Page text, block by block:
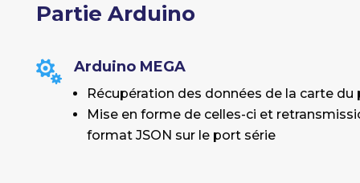
Partie Arduino
 Arduino MEGA
Récupération des données de la carte du
Mise en forme de celles-ci et
format JSON sur le port série